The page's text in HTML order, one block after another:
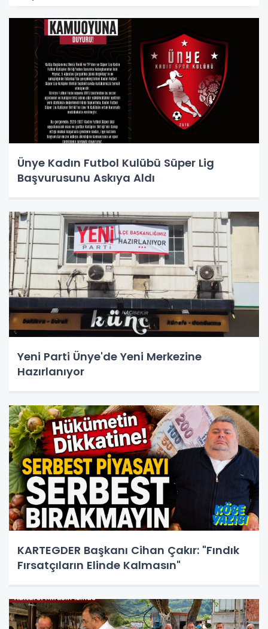
Ünye Kadın Futbol Kulübü Süper Lig
Başvurusunu Askıya Aldı
Yeni Parti Ünye'de Yeni Merkezine
Hazırlanıyor
KARTEGDER Başkanı Cihan Çakır: "Fındık
Fırsatçıların Elinde Kalmasın"